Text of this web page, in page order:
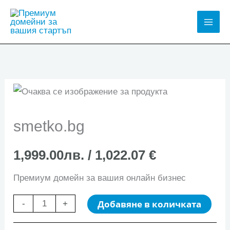
Skip
smetko.bg
1,999.00лв. / 1,022.07 €
Премиум домейн за вашия онлайн бизнес
-
количество
+ Добавяне в количката